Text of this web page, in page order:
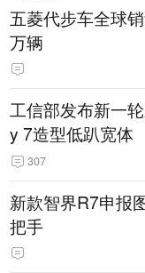
五菱代步车全球
万辆
工信部发布新一
y 7造型低趴宽体
307
新款智界R7申报
把手